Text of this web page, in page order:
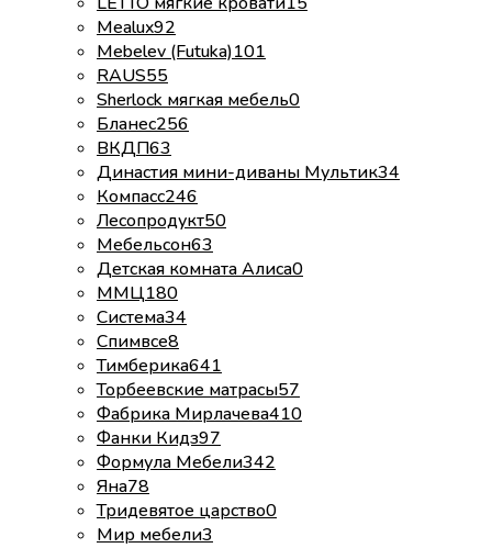
Mealux92
Mebelev (Futuka)101
RAUS55
Sherlock мягкая мебель0
Бланес256
ВКДП63
Династия мини-диваны Мультик34
Компасс246
Лесопродукт50
Мебельсон63
Детская комната Алиса0
ММЦ180
Система34
Спимвсе8
Тимберика641
Торбеевские матрасы57
Фабрика Мирлачева410
Фанки Кидз97
Формула Мебели342
Яна78
Тридевятое царство0
Мир мебели3